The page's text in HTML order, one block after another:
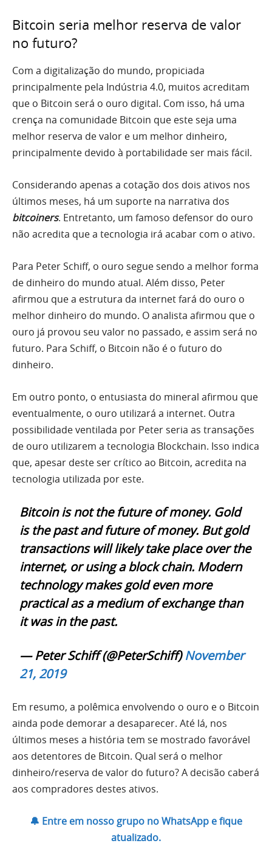
Bitcoin seria melhor reserva de valor
no futuro?
Com a digitalização do mundo, propiciada
principalmente pela Indústria 4.0, muitos acreditam
que o Bitcoin será o ouro digital. Com isso, há uma
crença na comunidade Bitcoin que este seja uma
melhor reserva de valor e um melhor dinheiro,
principalmente devido à portabilidade ser mais fácil.
Considerando apenas a cotação dos dois ativos nos
últimos meses, há um suporte na narrativa dos
bitcoiners. Entretanto, um famoso defensor do ouro
não acredita que a tecnologia irá acabar com o ativo.
Para Peter Schiff, o ouro segue sendo a melhor forma
de dinheiro do mundo atual. Além disso, Peter
afirmou que a estrutura da internet fará do ouro o
melhor dinheiro do mundo. O analista afirmou que o
ouro já provou seu valor no passado, e assim será no
futuro. Para Schiff, o Bitcoin não é o futuro do
dinheiro.
Em outro ponto, o entusiasta do mineral afirmou que
eventualmente, o ouro utilizará a internet. Outra
possibilidade ventilada por Peter seria as transações
de ouro utilizarem a tecnologia Blockchain. Isso indica
que, apesar deste ser crítico ao Bitcoin, acredita na
tecnologia utilizada por este.
Bitcoin is not the future of money. Gold
is the past and future of money. But gold
transactions will likely take place over the
internet, or using a block chain. Modern
technology makes gold even more
practical as a medium of exchange than
it was in the past.
— Peter Schiff (@PeterSchiff)November
21, 2019
Em resumo, a polêmica envolvendo o ouro e o Bitcoin
ainda pode demorar a desaparecer. Até lá, nos
últimos meses a história tem se mostrado favorável
aos detentores de Bitcoin. Qual será o melhor
dinheiro/reserva de valor do futuro? A decisão caberá
aos compradores destes ativos.
🔔 Entre em nosso grupo no WhatsApp e fique
atualizado.